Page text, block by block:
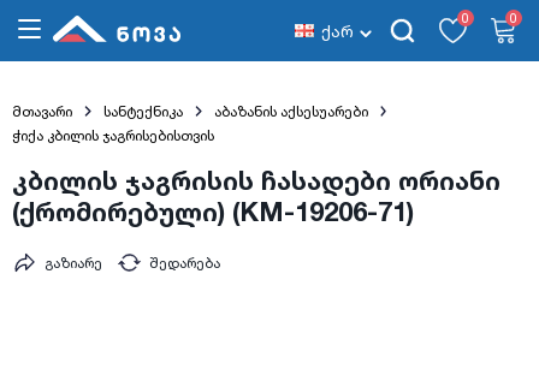
ქარ
0 0
მთავარი სანტექნიკა
აბაზანის აქსესუარები
ჭიქა კბილის ჯაგრისებისთვის
კბილის ჯაგრისის ჩასადები ორიანი
(ქრომირებული) (KM-19206-71)
შედარება
გაზიარე